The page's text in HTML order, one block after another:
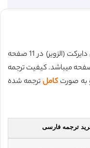
این مقاله انگلیسی ISI در نشریه ساینس دایرکت (الزویر) در 11 صفحه
2019 منتشر شده و ترجمه آن 29 صفحه میباشد. کیفیت ترجمه
به صورت کاملترجمه شده
ترجمه فارسی